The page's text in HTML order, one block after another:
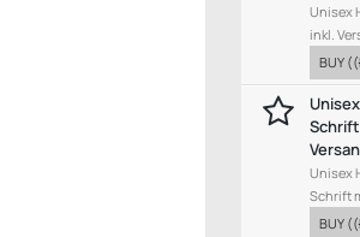
Unisex
inkl.
BUY ((
Unisex
Schrift
BUY ((